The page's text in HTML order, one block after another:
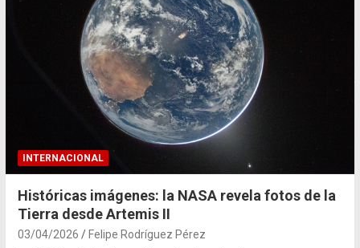
INTERNACIONAL
Históricas imágenes: la NASA revela fotos de la
Tierra desde Artemis II
03/04/2026 Felipe Rodríguez Pérez